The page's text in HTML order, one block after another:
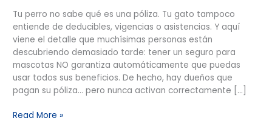
Tu perro no sabe qué es una póliza. Tu gato tampoco
entiende de deducibles, vigencias o asistencias. Y aquí
viene el detalle que muchísimas personas están
descubriendo demasiado tarde: tener un seguro para
mascotas NO garantiza automáticamente que puedas
usar todos sus beneficios. De hecho, hay dueños que
pagan su póliza… pero nunca activan correctamente […]
Read More »